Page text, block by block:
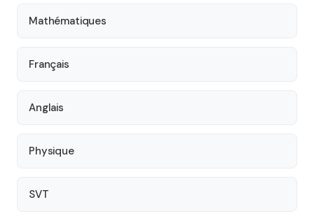
Mathématiques
Français
Anglais
Physique
SVT